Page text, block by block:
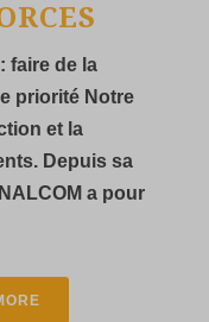
faire de la
priorité Notre
et la
Depuis sa
a pour